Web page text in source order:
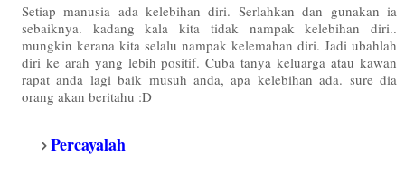
Setiap manusia ada kelebihan diri. Serlahkan dan gunakan ia
sebaiknya. kadang kala kita tidak nampak kelebihan diri..
mungkin kerana kita selalu nampak kelemahan diri. Jadi ubahlah
diri ke arah yang lebih positif. Cuba tanya keluarga atau kawan
rapat anda lagi baik musuh anda, apa kelebihan ada. sure dia
orang akan beritahu :D
Percayalah